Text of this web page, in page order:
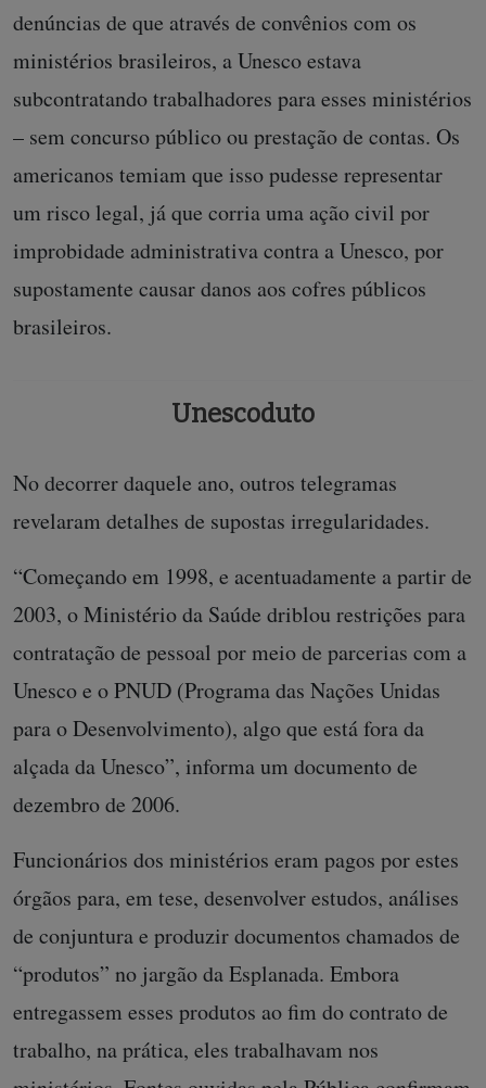
denúncias de que através de convênios com os
ministérios brasileiros, a Unesco estava
subcontratando trabalhadores para esses ministérios
– sem concurso público ou prestação de contas. Os
americanos temiam que isso pudesse representar
um risco legal, já que corria uma ação civil por
improbidade administrativa contra a Unesco, por
supostamente causar danos aos cofres públicos
brasileiros.
Unescoduto
No decorrer daquele ano, outros telegramas
revelaram detalhes de supostas irregularidades.
“Começando em 1998, e acentuadamente a partir de
2003, o Ministério da Saúde driblou restrições para
contratação de pessoal por meio de parcerias com a
Unesco e o PNUD (Programa das Nações Unidas
para o Desenvolvimento), algo que está fora da
alçada da Unesco”, informa um documento de
dezembro de 2006.
Funcionários dos ministérios eram pagos por estes
órgãos para, em tese, desenvolver estudos, análises
de conjuntura e produzir documentos chamados de
“produtos” no jargão da Esplanada. Embora
entregassem esses produtos ao fim do contrato de
trabalho, na prática, eles trabalhavam nos